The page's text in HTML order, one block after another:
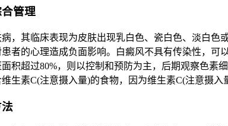
管理
，其临床表现为皮肤出现乳白色、瓷白色、淡白
者的心理造成负面影响。白癜风不具有传染性，
积超过80%，则以控制和预防为主，后期观察色
生素C(注意摄入量)的食物，因为维生素C(注意摄入